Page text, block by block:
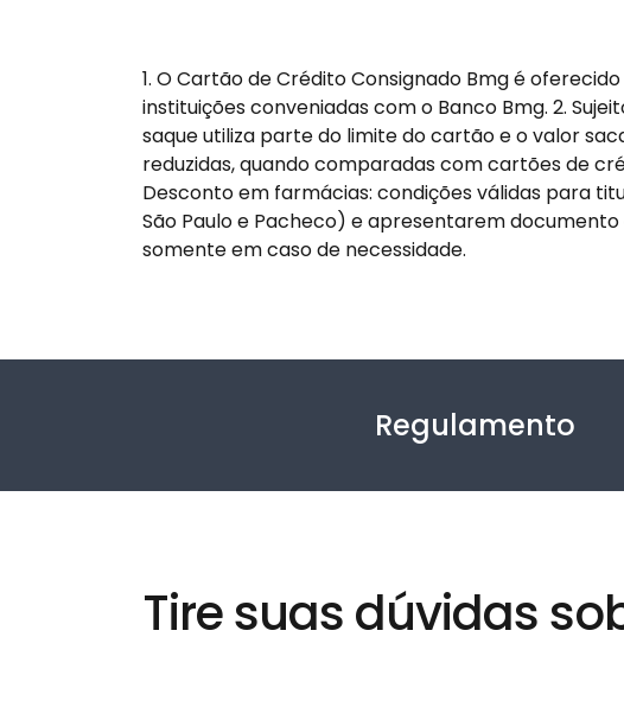
1. O Cartão de Crédito Consignado Bmg é
instituições conveniadas com o Banco Bmg. 2.
saque utiliza parte do limite do cartão e o valor
reduzidas, quando comparadas com cartões de
Desconto em farmácias: condições válidas para
São Paulo e Pacheco) e apresentarem
somente em caso de necessidade.
Regulamento
Tire suas dúvidas